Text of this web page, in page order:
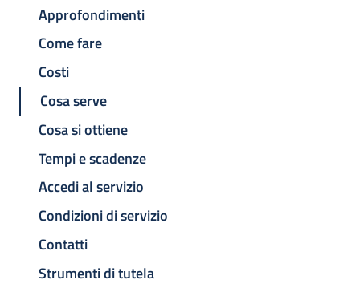
Approfondimenti
Come fare
Costi
Cosa serve
Cosa si ottiene
Tempi e scadenze
Accedi al servizio
Condizioni di servizio
Contatti
Strumenti di tutela